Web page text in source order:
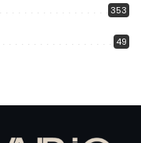
353
49